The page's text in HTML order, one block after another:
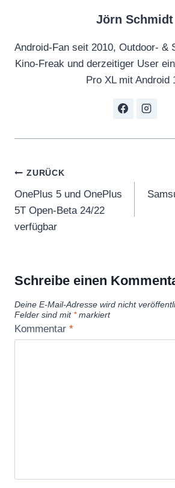
Jörn Schmidt
Android-Fan seit 2010, Outdoor- &
Kino-Freak und derzeitiger User
Pro XL mit Android
Beitragsnavigation
ZURÜCK
OnePlus 5 und OnePlus
5T Open-Beta 24/22
verfügbar
Schreibe einen
Deine E-Mail-Adresse wird nicht
Felder sind mit *markiert
Kommentar *